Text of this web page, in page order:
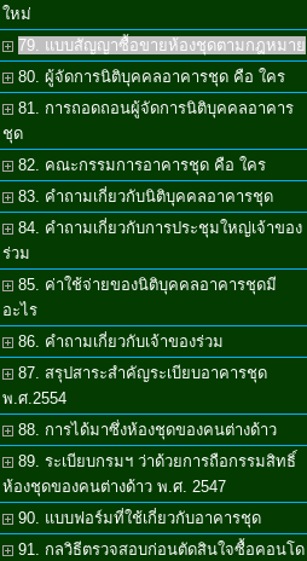
ใหม่
79. แบบสัญญาซื้อขายห้องชุดตามกฎหมาย
80. ผู้จัดการนิติบุคคลอาคารชุด คือ ใคร
81. การถอดถอนผู้จัดการนิติบุคคลอาคาร
ชุด
82. คณะกรรมการอาคารชุด คือ ใคร
83. คำถามเกี่ยวกับนิติบุคคลอาคารชุด
84. คำถามเกี่ยวกับการประชุมใหญ่เจ้าของ
ร่วม
85. ค่าใช้จ่ายของนิติบุคคลอาคารชุดมี
อะไร
86. คำถามเกี่ยวกับเจ้าของร่วม
87. สรุปสาระสำคัญระเบียบอาคารชุด
พ.ศ.2554
88. การได้มาซึ่งห้องชุดของคนต่างด้าว
89. ระเบียบกรมฯ ว่าด้วยการถือกรรมสิทธิ์
ห้องชุดของคนต่างด้าว พ.ศ. 2547
90. แบบฟอร์มที่ใช้เกี่ยวกับอาคารชุด
91. กลวิธีตรวจสอบก่อนตัดสินใจซื้อคอนโด